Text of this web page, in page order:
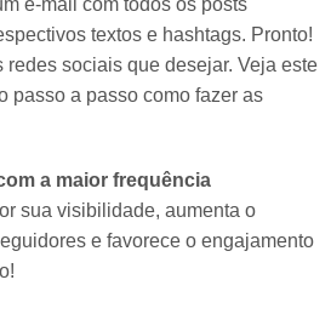
textos e hashtags. Pronto!
redes sociais que desejar. Veja este
passo a passo como fazer as
a maior frequência
sua visibilidade, aumenta o
e favorece o engajamento